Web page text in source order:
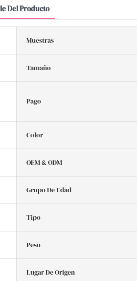
Del Producto
Muestras
Tamaño
Pago
Color
OEM & ODM
Grupo De Edad
Tipo
Peso
Lugar De Origen